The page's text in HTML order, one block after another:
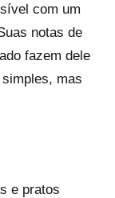
com um
notas de
fazem dele
mas
e pratos